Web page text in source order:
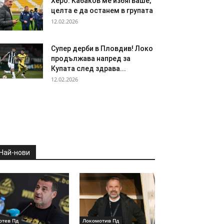
целта е да останем в групата
12.02.2026
Супер дерби в Пловдив! Локо
продължава напред за
Купата след здрава...
12.02.2026
нови
Пд Локомотив Пд